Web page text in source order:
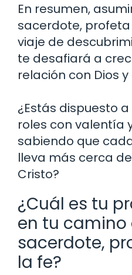
En resumen,
sacerdote, profeta
viaje de
te desafiará a
relación con Dios
¿Estás dispuesto
roles con valentía
sabiendo que
lleva más cerca
Cristo?
¿Cuál es tu
en tu
sacerdote,
la fe?